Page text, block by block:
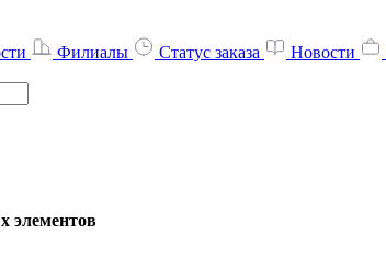
Филиалы Статус заказа Новости
элементов